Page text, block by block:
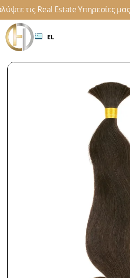
τις Real Estate Υπηρεσίες μας!
EL